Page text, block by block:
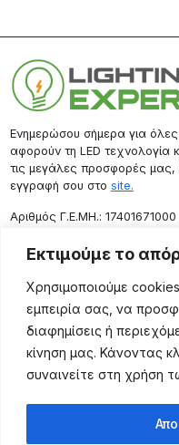
Εκτιμούμε το
Χρησιμοποιούμε
εμπειρία σας, να
διαφημίσεις ή
κίνηση μας. Κάνοντας
συναινείτε στη χρήση
Ενημερώσου σήμερα για όλες
αφορούν τη LED τεχνολογία
τις μεγάλες προσφορές μας,
εγγραφή σου στο site.
Aριθμός Γ.Ε.ΜΗ.: 17401671000
Επικοινωνία
Ρόδου 133, Αθήνα
(+30) 211 725 5427
sales@lightingexpert.gr
Χρήσιμες Σελίδες